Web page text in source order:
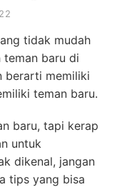
tidak mudah
teman baru di
berarti memiliki
teman baru.
baru, tapi kerap
untuk
dikenal, jangan
tips yang bisa